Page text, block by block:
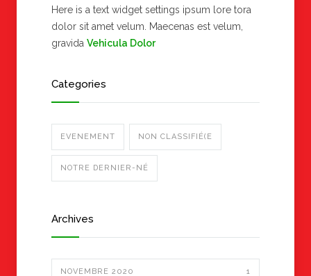
Here is a text widget settings ipsum lore tora
dolor sit amet velum. Maecenas est velum,
gravida Vehicula Dolor
Categories
EVENEMENT NON CLASSIFIÉ(E
NOTRE DERNIER-NÉ
Archives
NOVEMBRE 2020 1